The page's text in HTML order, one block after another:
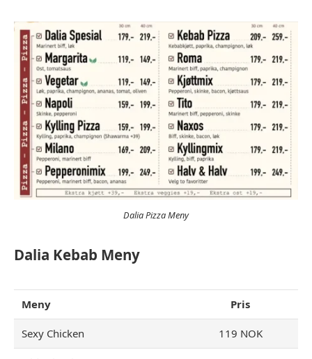
Dalia Pizza Meny
Dalia Kebab Meny
Meny Pris
Sexy Chicken 119 NOK